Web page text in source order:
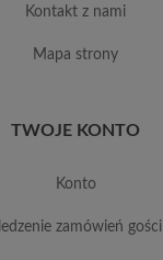
kontakt z nami
mapa strony
TWOJE KONTO
konto
śledzenie zamówień gości